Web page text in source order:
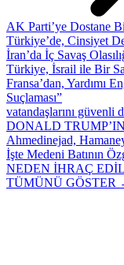
AK Parti’ye Dostane
Türkiye’de, Cinsiyet
İran’da İç Savaş
Türkiye, İsrail ile Bir
Fransa’dan, Yardımı
Suçlaması”
vatandaşlarını güvenli
DONALD
Ahmedinejad,
İşte Medeni Batının
NEDEN İHRAÇ
TÜMÜNÜ GÖSTER